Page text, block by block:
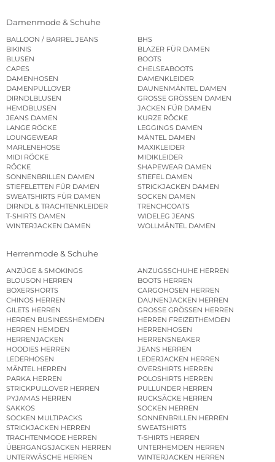
Damenmode & Schuhe
BALLOON / BARREL JEANS
BHS
BIKINIS
BLAZER FÜR DAMEN
BLUSEN
BOOTS
CAPES
CHELSEABOOTS
DAMENHOSEN
DAMENKLEIDER
DAMENPULLOVER
DAUNENMÄNTEL DAMEN
DIRNDLBLUSEN
GROSSE GRÖSSEN DAMEN
HEMDBLUSEN
JACKEN FÜR DAMEN
JEANS DAMEN
KURZE RÖCKE
LANGE RÖCKE
LEGGINGS DAMEN
LOUNGEWEAR
MÄNTEL DAMEN
MARLENEHOSE
MAXIKLEIDER
MIDI RÖCKE
MIDIKLEIDER
RÖCKE
SHAPEWEAR DAMEN
SONNENBRILLEN DAMEN
STIEFEL DAMEN
STIEFELETTEN FÜR DAMEN
STRICKJACKEN DAMEN
SWEATSHIRTS FÜR DAMEN
SOCKEN DAMEN
DIRNDL & TRACHTENKLEIDER
TRENCHCOATS
T-SHIRTS DAMEN
WIDELEG JEANS
WINTERJACKEN DAMEN
WOLLMÄNTEL DAMEN
Herrenmode & Schuhe
ANZÜGE & SMOKINGS
ANZUGSSCHUHE HERREN
BLOUSON HERREN
BOOTS HERREN
BOXERSHORTS
CARGOHOSEN HERREN
CHINOS HERREN
DAUNENJACKEN HERREN
GILETS HERREN
GROSSE GRÖSSEN HERREN
HERREN BUSINESSHEMDEN
HERREN FREIZEITHEMDEN
HERREN HEMDEN
HERRENHOSEN
HERRENJACKEN
HERRENSNEAKER
HOODIES HERREN
JEANS HERREN
LEDERHOSEN
LEDERJACKEN HERREN
MÄNTEL HERREN
OVERSHIRTS HERREN
PARKA HERREN
POLOSHIRTS HERREN
STRICKPULLOVER HERREN
PULLUNDER HERREN
PYJAMAS HERREN
RUCKSÄCKE HERREN
SAKKOS
SOCKEN HERREN
SOCKEN MULTIPACKS
SONNENBRILLEN HERREN
STRICKJACKEN HERREN
SWEATSHIRTS
TRACHTENMODE HERREN
T-SHIRTS HERREN
ÜBERGANGSJACKEN HERREN
UNTERHEMDEN HERREN
UNTERWÄSCHE HERREN
WINTERJACKEN HERREN